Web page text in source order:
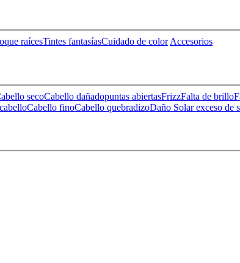
raícesTintes fantasíasCuidado de color Accesorios
secoCabello dañadopuntas abiertasFrizzFalta de brillo
Cabello finoCabello quebradizoDaño Solarexceso de